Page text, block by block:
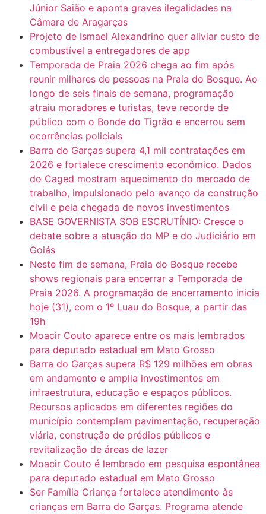
Júnior Saião e aponta graves ilegalidades na
Câmara de Aragarças
Projeto de Ismael Alexandrino quer aliviar custo de
combustível a entregadores de app
Temporada de Praia 2026 chega ao fim após
reunir milhares de pessoas na Praia do Bosque. Ao
longo de seis finais de semana, programação
atraiu moradores e turistas, teve recorde de
público com o Bonde do Tigrão e encerrou sem
ocorrências policiais
Barra do Garças supera 4,1 mil contratações em
2026 e fortalece crescimento econômico. Dados
do Caged mostram aquecimento do mercado de
trabalho, impulsionado pelo avanço da construção
civil e pela chegada de novos investimentos
BASE GOVERNISTA SOB ESCRUTÍNIO: Cresce o
debate sobre a atuação do MP e do Judiciário em
Goiás
Neste fim de semana, Praia do Bosque recebe
shows regionais para encerrar a Temporada de
Praia 2026. A programação de encerramento inicia
hoje (31), com o 1º Luau do Bosque, a partir das
19h
Moacir Couto aparece entre os mais lembrados
para deputado estadual em Mato Grosso
Barra do Garças supera R$ 129 milhões em obras
em andamento e amplia investimentos em
infraestrutura, educação e espaços públicos.
Recursos aplicados em diferentes regiões do
município contemplam pavimentação, recuperação
viária, construção de prédios públicos e
revitalização de áreas de lazer
Moacir Couto é lembrado em pesquisa espontânea
para deputado estadual em Mato Grosso
Ser Família Criança fortalece atendimento às
crianças em Barra do Garças. Programa atende